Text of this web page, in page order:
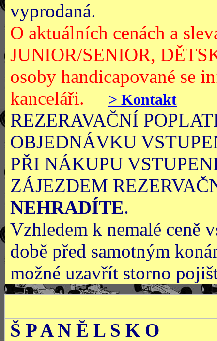
vyprodaná.
O aktuálních cenách a
JUNIOR/SENIOR,
osoby handicapované se
kanceláři.
> Kontakt
REZERAVAČNÍ
OBJEDNÁVKU
PŘI NÁKUPU
ZÁJEZDEM
NEHRADÍTE.
Vzhledem k nemalé ceně
době před samotným
možné uzavřít storno
Š P A N Ě L S K O